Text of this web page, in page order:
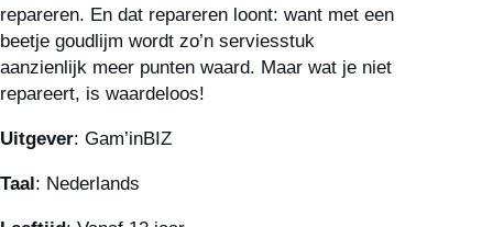
repareren. En dat repareren loont: want met een
beetje goudlijm wordt zo’n serviesstuk
aanzienlijk meer punten waard. Maar wat je niet
repareert, is waardeloos!
Uitgever: Gam’inBIZ
Taal: Nederlands